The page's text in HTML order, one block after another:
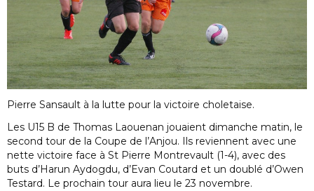
Pierre Sansault à la lutte pour la victoire choletaise.
Les U15 B de Thomas Laouenan jouaient dimanche matin, le
second tour de la Coupe de l’Anjou. Ils reviennent avec une
nette victoire face à St Pierre Montrevault (1-4), avec des
buts d’Harun Aydogdu, d’Evan Coutard et un doublé d’Owen
Testard. Le prochain tour aura lieu le 23 novembre.